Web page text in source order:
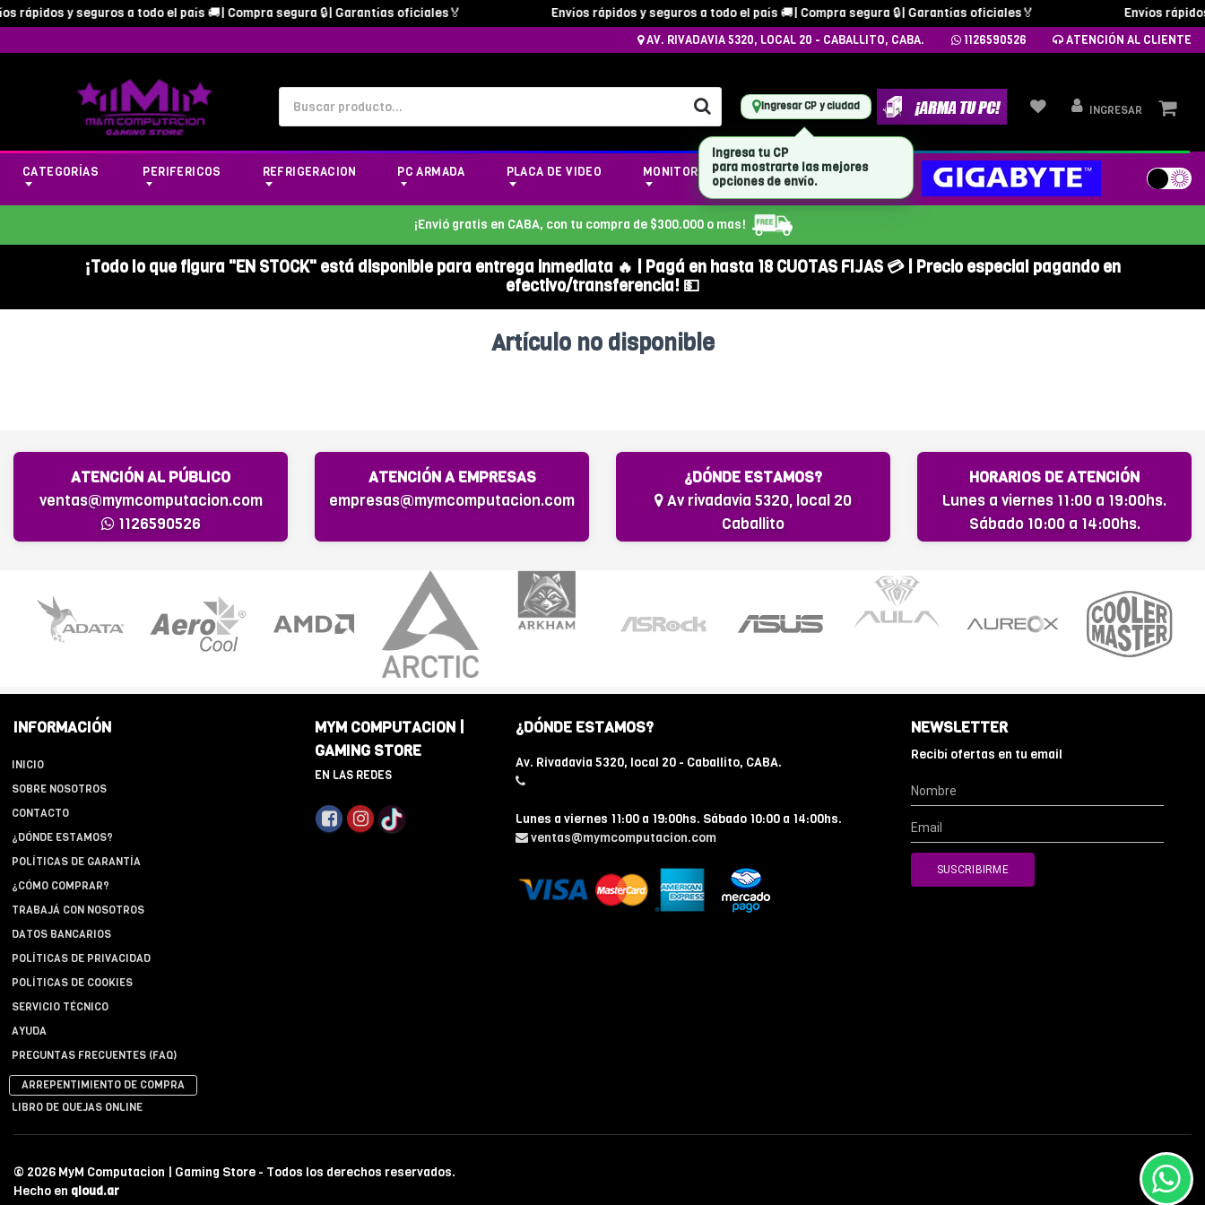
rápidos y seguros a todo el país 🚚| Compra segura 🔒| Garantías oficiales🏅 Envíos rápidos y seguros a todo el país 🚚| Compra segura 🔒| Garantías oficiales🏅 Envíos
AV. RIVADAVIA 5320, LOCAL 20 - CABALLITO, CABA. 1126590526 ATENCIÓN AL CLIENTE
Ingresar CP y ciudad INGRESAR
CATEGORÍAS PERIFERICOS REFRIGERACION PC ARMADA PLACA DE VIDEO MONITOR NOTEBOOK MARCAS
¡Envió gratis en CABA, con tu compra de $300.000 o mas!
¡Todo lo que figura "EN STOCK" está disponible para entrega inmediata 🔥 | Pagá en hasta 18 CUOTAS FIJAS 💳 | Precio especial pagando en
efectivo/transferencia! 💵
Artículo no disponible
ATENCIÓN AL PÚBLICO
ventas@mymcomputacion.com
1126590526
ATENCIÓN A EMPRESAS
empresas@mymcomputacion.com
¿DÓNDE ESTAMOS?
Av rivadavia 5320, local 20
Caballito
HORARIOS DE ATENCIÓN
Lunes a viernes 11:00 a 19:00hs.
Sábado 10:00 a 14:00hs.
INFORMACIÓN
INICIO
SOBRE NOSOTROS
CONTACTO
¿DÓNDE ESTAMOS?
POLÍTICAS DE GARANTÍA
¿CÓMO COMPRAR?
TRABAJÁ CON NOSOTROS
DATOS BANCARIOS
POLÍTICAS DE PRIVACIDAD
POLÍTICAS DE COOKIES
SERVICIO TÉCNICO
AYUDA
PREGUNTAS FRECUENTES (FAQ)
ARREPENTIMIENTO DE COMPRA
LIBRO DE QUEJAS ONLINE
MYM COMPUTACION |
GAMING STORE
EN LAS REDES
¿DÓNDE ESTAMOS?
Av. Rivadavia 5320, local 20 - Caballito, CABA.
Lunes a viernes 11:00 a 19:00hs. Sábado 10:00 a 14:00hs.
ventas@mymcomputacion.com
NEWSLETTER
Recibí ofertas en tu email
© 2026 MyM Computacion | Gaming Store - Todos los derechos reservados.
Hecho en qloud.ar
Ingresa tu CP
para mostrarte las mejores
opciones de envío.